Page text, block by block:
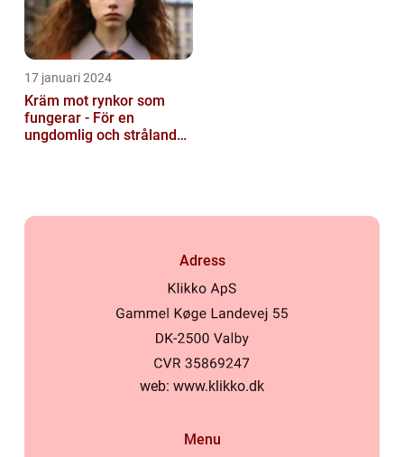
17 januari 2024
Kräm mot rynkor som
fungerar - För en
ungdomlig och strålande
Adress
web: www.klikko.dk
Menu